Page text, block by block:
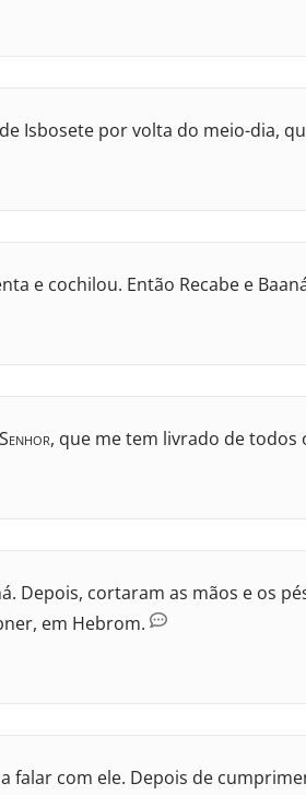
Isbosete por volta do meio-dia,
e cochilou. Então Recabe e
enhor, que me tem livrado de
Depois, cortaram as mãos e os
em Hebrom.
com ele. Depois de